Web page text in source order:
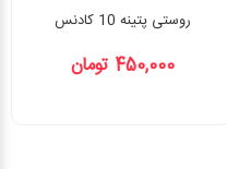
روستی پتینه 10 کادنس
450,000 تومان